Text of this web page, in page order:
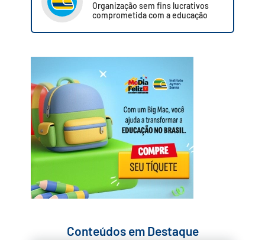
Organização sem fins lucrativos
comprometida com a educação
Conteúdos em Destaque